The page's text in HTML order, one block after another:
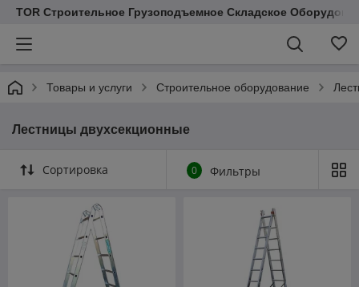
TOR Строительное Грузоподъемное Складское
Товары и услуги Строительное оборудование
Лестницы двухсекционные
Сортировка 0 Фильтры